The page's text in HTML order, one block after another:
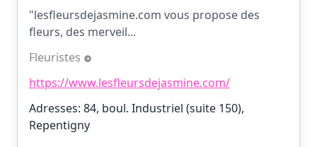
"lesfleursdejasmine.com vous propose des
fleurs, des merveil...
Fleuristes
https://www.lesfleursdejasmine.com/
Adresses: 84, boul. Industriel (suite 150),
Repentigny